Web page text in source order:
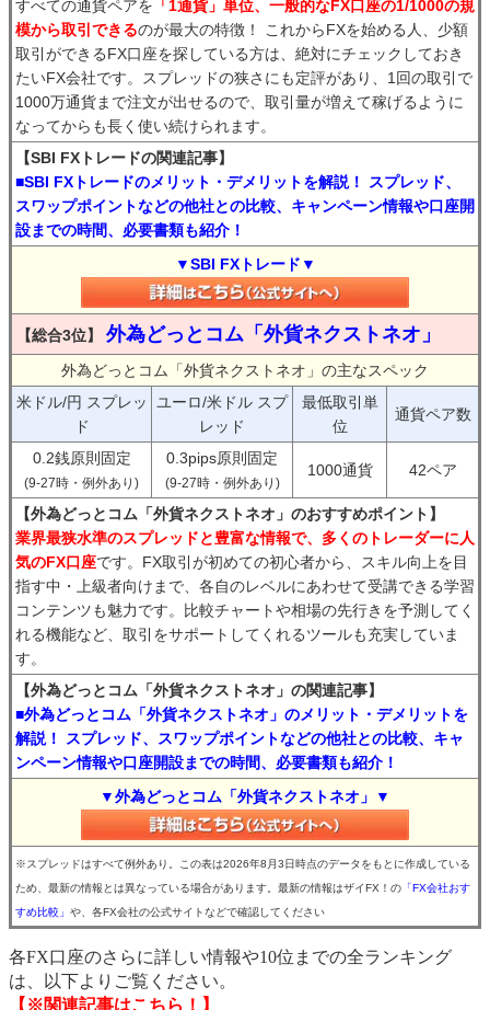
すべての通貨ペアを 「1通貨」単位、一般的なFX口座の1/1000の規
模から取引できるのが最大の特徴！ これからFXを始める人、少額
取引ができるFX口座を探している方は、絶対にチェックしておき
たいFX会社です。スプレッドの狭さにも定評があり、1回の取引で
1000万通貨まで注文が出せるので、取引量が増えて稼げるように
なってからも長く使い続けられます。
【SBI FXトレードの関連記事】
■SBI FXトレードのメリット・デメリットを解説！ スプレッド、
スワップポイントなどの他社との比較、キャンペーン情報や口座開
設までの時間、必要書類も紹介！
▼SBI FXトレード▼
【総合3位】 外為どっとコム「外貨ネクストネオ」
外為どっとコム「外貨ネクストネオ」の主なスペック
米ドル/円 スプレッ
ド
ユーロ/米ドル スプ
レッド
最低取引単
位
通貨ペア数
0.2銭原則固定
(9-27時・例外あり)
0.3pips原則固定
(9-27時・例外あり)
1000通貨 42ペア
【外為どっとコム「外貨ネクストネオ」のおすすめポイント】
業界最狭水準のスプレッドと豊富な情報で、多くのトレーダーに人
気のFX口座です。FX取引が初めての初心者から、スキル向上を目
指す中・上級者向けまで、各自のレベルにあわせて受講できる学習
コンテンツも魅力です。比較チャートや相場の先行きを予測してく
れる機能など、取引をサポートしてくれるツールも充実していま
す。
【外為どっとコム「外貨ネクストネオ」の関連記事】
■外為どっとコム「外貨ネクストネオ」のメリット・デメリットを
解説！ スプレッド、スワップポイントなどの他社との比較、キャ
ンペーン情報や口座開設までの時間、必要書類も紹介！
▼外為どっとコム「外貨ネクストネオ」▼
※スプレッドはすべて例外あり。この表は2026年8月3日時点のデータをもとに作成している
ため、最新の情報とは異なっている場合があります。最新の情報はザイFX！の 「FX会社おす
すめ比較」 や、各FX会社の公式サイトなどで確認してください
各FX口座のさらに詳しい情報や10位までの全ランキング
は、以下よりご覧ください。
【※関連記事はこちら！】